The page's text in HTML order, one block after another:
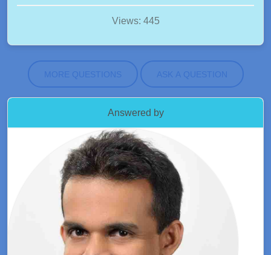
Views: 445
MORE QUESTIONS ASK A QUESTION
Answered by